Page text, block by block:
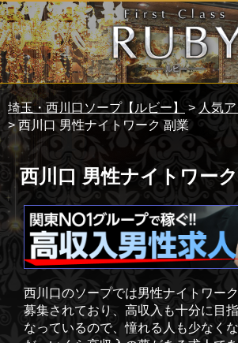
埼玉・西川口ソープ【ルビー】 > 人気
> 西川口 男性ナイトワーク 副業
西川口 男性ナイトワー
西川口のソープでは男性ナイトワー
募集されており、高収入も十分に目
なっているので、憧れる人も少なく